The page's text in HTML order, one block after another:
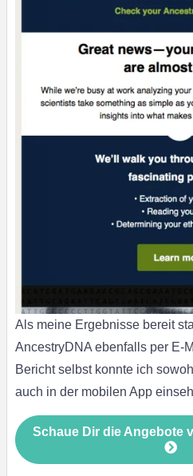
Als meine Ergebnisse bereit
AncestryDNA ebenfalls per E-
Bericht selbst konnte ich
auch in der mobilen App
Schaue Dir die Angebote